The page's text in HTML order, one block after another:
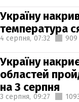
Україну
температура
4 серпня, 07:32 909
Україну
областей
на 3 серпня
3 серпня, 09:27